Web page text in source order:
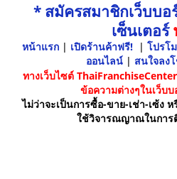
* สมัครสมาชิกเว็บบ
เซ็นเตอร์
หน้าแรก | เปิดร้านค้าฟรี! | โปรโ
ออนไลน์ | สนใจลง
ทางเว็บไซต์
ข้อความต่างๆในเว็บ
ไม่ว่าจะเป็นการซื้อ-ขาย-เช่า-เซ้ง
ใช้วิจารณญาณในการ